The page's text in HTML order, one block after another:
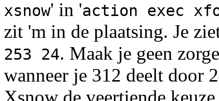
xsnow' in 'action exec
zit 'm in de plaatsing. Je
253 24. Maak je geen
wanneer je 312 deelt door